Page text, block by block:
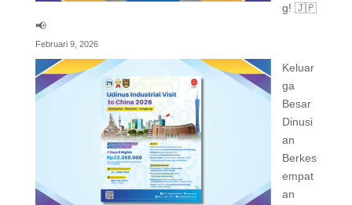
g! 🇯🇵
📢
Februari 9, 2026
Keluar
ga
Besar
Dinusi
an
Berkes
empat
an